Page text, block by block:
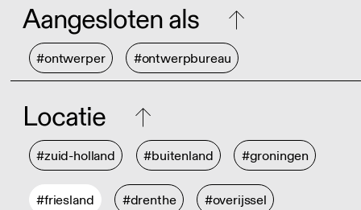
Aangesloten als
#ontwerper #ontwerpbureau
Locatie
#zuid-holland #buitenland #groningen
#friesland #drenthe #overijssel